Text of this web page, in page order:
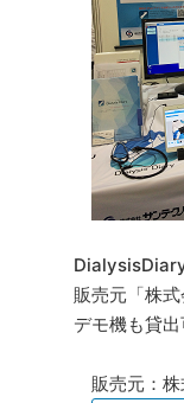
販売元「株
デモ機も貸出
販売元：株